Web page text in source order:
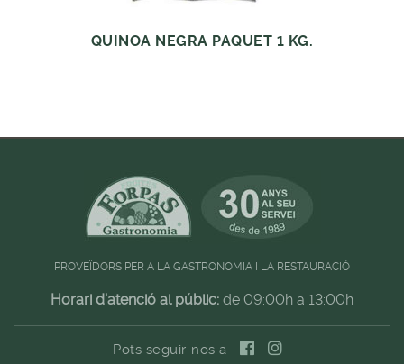
QUINOA NEGRA PAQUET 1 KG.
PROVEÏDORS PER A LA GASTRONOMIA I LA RESTAURACIÓ
Horari d'atenció al públic: de 09:00h a 13:00h
Pots seguir-nos a